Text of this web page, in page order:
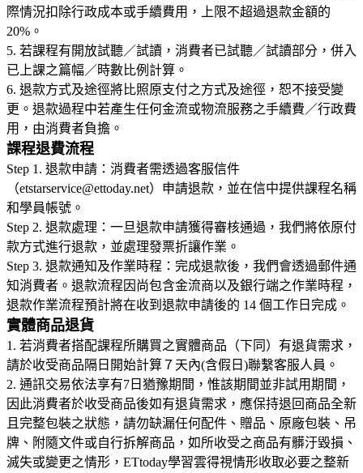
際情況扣除行政成本或手續費用，上限不超過退款金額的
20%。
5. 若課程有開放試聽／試讀，消費者已試聽／試讀部分，併入
已上課之篇幅／時數比例計算。
6. 退款方式及途徑將比照原支付之方式及途徑，恕不接受變
更。退款過程中若產生任何金流或物流服務之手續費／行政費
用，由消費者負擔。
課程退費流程
Step 1. 退款申請：消費者需透過客服信件
（etstarservice@ettoday.net）申請退款，並在信中提供課程名稱
和學員帳號。
Step 2. 退款處理：一旦退款申請獲得審核通過，我們將依原付
款方式進行退款，並處理發票折讓作業。
Step 3. 退款通知及作業時程：完成退款後，我們會透過郵件通
知消費者。退款流程因尚包含金流商以及銀行端之作業時程，
實體商品退貨
1. 若消費者搭配課程所購買之實體商品（下同）有退貨需求，
請於收受商品隔日開始計算７天內(含假日)聯繫客服人員。
2. 通訊交易依法享有7日猶豫期間，惟該期間並非試用期間，
因此消費者於收受商品後如有退貨需求，應保持退回商品全新
且完整包裝之狀態，請勿缺漏任何配件、贈品、原廠包裝、吊
牌、附隨文件或自行拆解商品，如所收受之商品有髒汙毀損、
滅失或變更之情形，ETtoday學習雲得視情形收取必要之整新